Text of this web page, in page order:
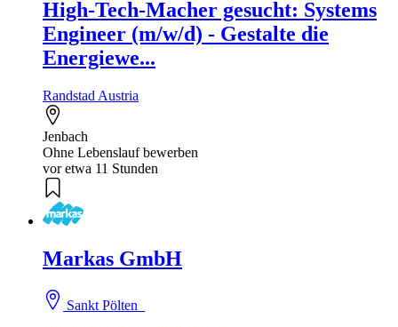
High-Tech-Macher gesucht: Systems
Engineer (m/w/d) - Gestalte die
Energiewe...
Randstad Austria
Jenbach
Ohne Lebenslauf bewerben
vor etwa 11 Stunden
Markas GmbH
Sankt Pölten